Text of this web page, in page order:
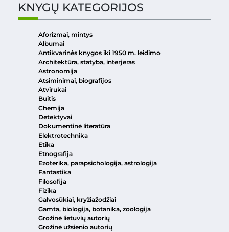
KNYGŲ KATEGORIJOS
Aforizmai, mintys
Albumai
Antikvarinės knygos iki 1950 m. leidimo
Architektūra, statyba, interjeras
Astronomija
Atsiminimai, biografijos
Atvirukai
Buitis
Chemija
Detektyvai
Dokumentinė literatūra
Elektrotechnika
Etika
Etnografija
Ezoterika, parapsichologija, astrologija
Fantastika
Filosofija
Fizika
Galvosūkiai, kryžiažodžiai
Gamta, biologija, botanika, zoologija
Grožinė lietuvių autorių
Grožinė užsienio autorių